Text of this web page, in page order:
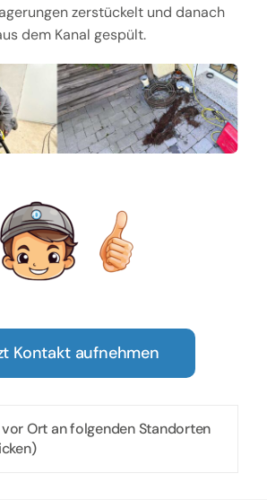
zerstückelt und danach
dem Kanal gespült.
Kontakt aufnehmen
vor Ort an folgenden Standorten